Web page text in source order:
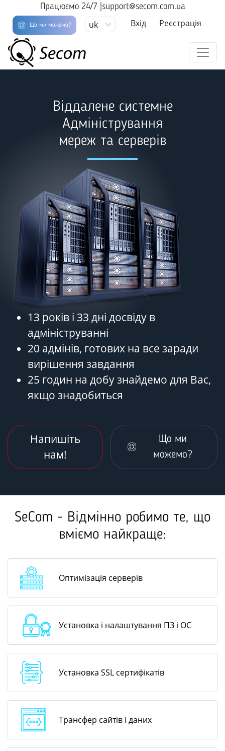
Працюємо 24/7 | support@secom.com.ua
Що ми можемо? uk Вхід Реєстрація
Віддалене системне
Адміністрування
мереж та серверів
13 років і 33 дні досвіду в
адмініструванні
20 адмінів, готових на все заради
вирішення завдання
25 годин на добу знайдемо для Вас,
якщо знадобиться
Напишіть
нам!
Що ми
можемо?
SeCom - Відмінно робимо те, що
вміємо найкраще:
Оптимізація серверів
Установка і налаштування ПЗ і ОС
Установка SSL сертифікатів
Трансфер сайтів і даних